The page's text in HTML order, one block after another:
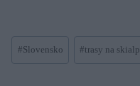
#Slovensko #trasy na skialp